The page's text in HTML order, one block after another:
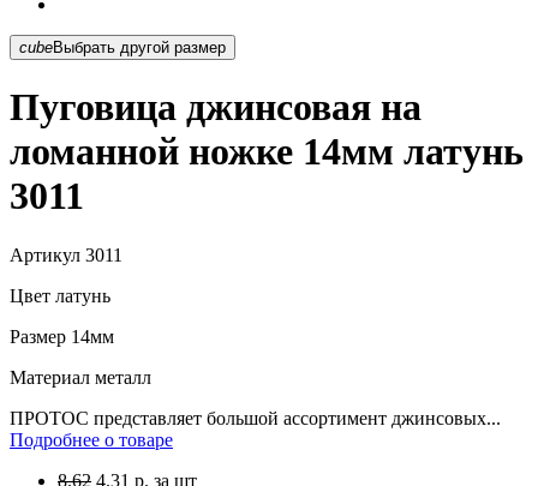
cubeВыбрать другой размер
Пуговица джинсовая на
ломанной ножке 14мм латунь
3011
Артикул 3011
Цвет латунь
Размер 14мм
Материал металл
ПРОТОС представляет большой ассортимент джинсовых...
Подробнее о товаре
8.62 4.31 р. за шт